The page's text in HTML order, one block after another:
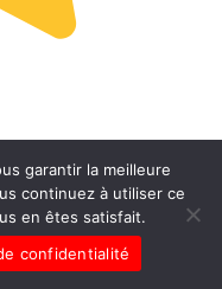
garantir la meilleure
continuez à utiliser ce
en êtes satisfait.
confidentialité